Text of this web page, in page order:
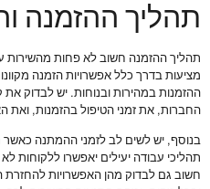
תהליך ההזמנה
תהליך ההזמנה חשוב לא פחות
מציעות בדרך כלל אפשרויות הזמנה
ההזמנות במהירות ובנוחות. יש לבדוק
החברות, את זמני הטיפול בהזמנות, ואת
בנוסף, יש לשים לב לזמני ההמתנה
תהליכי עבודה יעילים יאפשרו ללקוחות
חשוב גם לבדוק מהן האפשרויות להחזרת